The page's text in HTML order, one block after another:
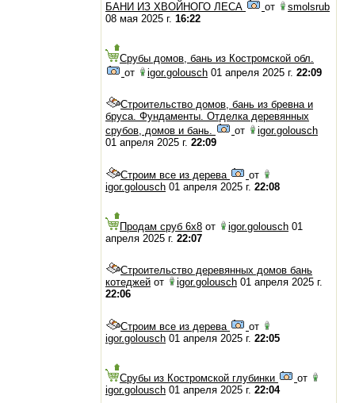
БАНИ ИЗ ХВОЙНОГО ЛЕСА
от
smolsrub
08 мая 2025 г. 16:22
Срубы домов, бань из Костромской обл.
от
igor.golousch 01 апреля 2025 г. 22:09
Строительство домов, бань из бревна и
бруса. Фундаменты. Отделка деревянных
срубов, домов и бань.
от
igor.golousch
01 апреля 2025 г. 22:09
Строим все из дерева
от
igor.golousch 01 апреля 2025 г. 22:08
Продам сруб 6х8 от igor.golousch 01
апреля 2025 г. 22:07
Строительство деревянных домов бань
котеджей от igor.golousch 01 апреля 2025 г.
22:06
Строим все из дерева
от
igor.golousch 01 апреля 2025 г. 22:05
Срубы из Костромской глубинки
от
igor.golousch 01 апреля 2025 г. 22:04